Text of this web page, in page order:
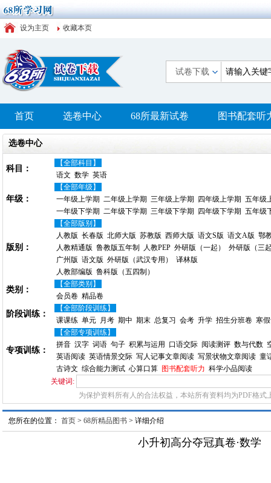
设为主页 收藏本页
试卷下载
首页 选卷中心 68所最新试卷 图书配套听
选卷中心
科目：
【全部科目】
语文 数学 英语
年级：
【全部年级】
一年级上学期 二年级上学期 三年级上学期 四年级上学期 五年级
一年级下学期 二年级下学期 三年级下学期 四年级下学期 五年级
版别：
【全部版别】
人教版 长春版 北师大版 苏教版 西师大版 语文S版 语文A版 鄂
人教精通版 鲁教版五年制 人教PEP 外研版（一起）
外研版（三
广州版 语文版 外研版（武汉专用）
译林版
人教部编版 鲁科版（五四制）
类别：
【全部类别】
会员卷 精品卷
阶段训练：
【全部阶段训练】
课课练 单元 月考 期中 期末 总复习 会考 升学 招生分班卷 寒
专项训练：
【全部专项训练】
拼音 汉字 词语 句子 积累与运用 口语交际 阅读测评 数与代数
英语阅读 英语情景交际 写人记事文章阅读 写景状物文章阅读 童
古诗文 综合能力测试 心算口算 图书配套听力 科学小品阅读
关键词:
为保护资料所有人的合法权益，本站所有资料均为PDF格式
您所在的位置： 首页 > 68所精品图书 > 详细介绍
小升初高分夺冠真卷·数学